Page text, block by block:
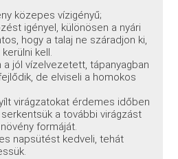
közepes vízigényű;
igényel, különösen a nyári
hogy a talaj ne száradjon ki,
kell.
a jól vízelvezetett, tápanyagban
de elviseli a homokos
virágzatokat érdemes időben
a további virágzást
formáját.
napsütést kedveli, tehát